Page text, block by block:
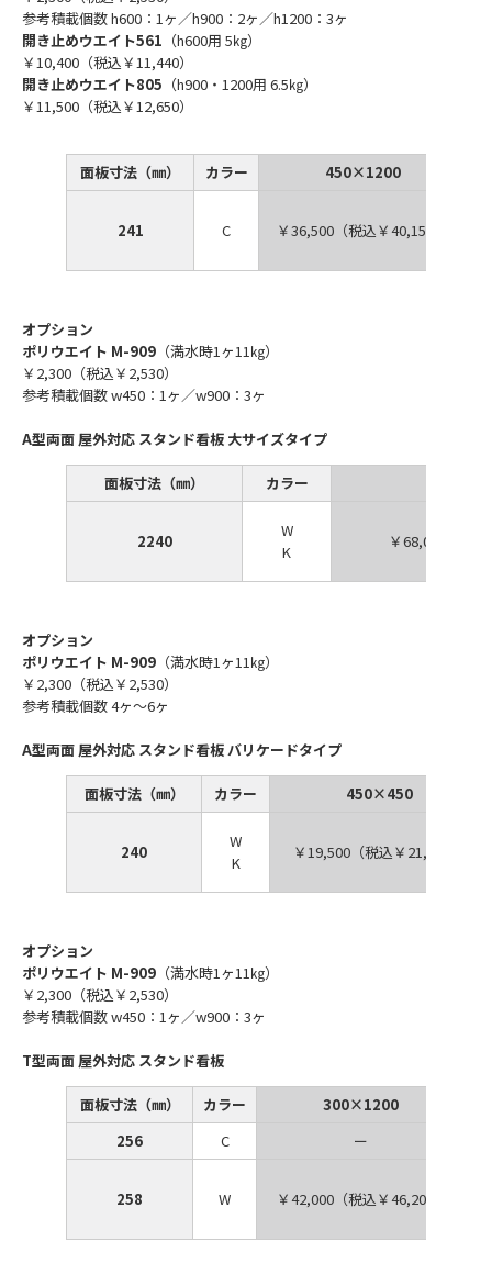
参考積載個数 h600：1ヶ／h900：2ヶ／h1200：3ヶ
開き止めウエイト561 （h600用 5㎏）
￥10,400（税込￥11,440）
開き止めウエイト805 （h900・1200用 6.5㎏）
￥11,500（税込￥12,650）
面板寸法（㎜） カラー 450×1200
241 C ￥36,500（税込￥40,150）
オプション
ポリウエイト M-909 （満水時1ヶ11㎏）
￥2,300（税込￥2,530）
参考積載個数 w450：1ヶ／w900：3ヶ
A型両面 屋外対応 スタンド看板 大サイズタイプ
面板寸法（㎜） カラー
2240
W
K
￥68,000（税
オプション
ポリウエイト M-909 （満水時1ヶ11㎏）
￥2,300（税込￥2,530）
参考積載個数 4ヶ～6ヶ
A型両面 屋外対応 スタンド看板 バリケードタイプ
面板寸法（㎜） カラー 450×450
240
W
K
￥19,500（税込￥21,450）
オプション
ポリウエイト M-909 （満水時1ヶ11㎏）
￥2,300（税込￥2,530）
参考積載個数 w450：1ヶ／w900：3ヶ
T型両面 屋外対応 スタンド看板
面板寸法（㎜） カラー
300×1200
256
C ー
258 W ￥42,000（税込￥46,200）